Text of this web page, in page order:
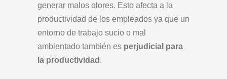
generar malos olores. Esto afecta a la
productividad de los empleados ya que un
entorno de trabajo sucio o mal
ambientado también es perjudicial para
la productividad .